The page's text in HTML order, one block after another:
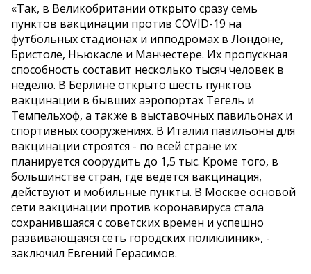
«Так, в Великобритании открыто сразу семь
пунктов вакцинации против COVID-19 на
футбольных стадионах и ипподромах в Лондоне,
Бристоле, Ньюкасле и Манчестере. Их пропускная
способность составит несколько тысяч человек в
неделю. В Берлине открыто шесть пунктов
вакцинации в бывших аэропортах Тегель и
Темпельхоф, а также в выставочных павильонах и
спортивных сооружениях. В Италии павильоны для
вакцинации строятся - по всей стране их
планируется соорудить до 1,5 тыс. Кроме того, в
большинстве стран, где ведется вакцинация,
действуют и мобильные пункты. В Москве основой
сети вакцинации против коронавируса стала
сохранившаяся с советских времен и успешно
развивающаяся сеть городских поликлиник», -
заключил Евгений Герасимов.